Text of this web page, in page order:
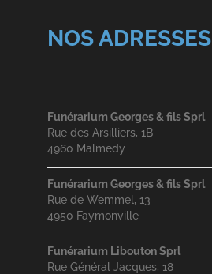
NOS ADRESSES
Funérarium Georges & fils Sprl
Rue des Arsilliers, 1B
4960 Malmedy
Funérarium Georges & fils Sprl
Rue de Wemmel, 13
4950 Faymonville
Funérarium Libouton Sprl
Rue Général Jacques, 18